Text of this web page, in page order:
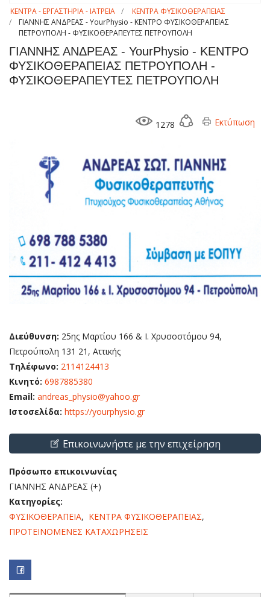
ΚΕΝΤΡΑ - ΕΡΓΑΣΤΗΡΙΑ - ΙΑΤΡΕΙΑ
ΚΕΝΤΡΑ ΦΥΣΙΚΟΘΕΡΑΠΕΙΑΣ
ΓΙΑΝΝΗΣ ΑΝΔΡΕΑΣ - YourPhysio - ΚΕΝΤΡΟ ΦΥΣΙΚΟΘΕΡΑΠΕΙΑΣ
ΠΕΤΡΟΥΠΟΛΗ - ΦΥΣΙΚΟΘΕΡΑΠΕΥΤΕΣ ΠΕΤΡΟΥΠΟΛΗ
ΓΙΑΝΝΗΣ ΑΝΔΡΕΑΣ - YourPhysio - ΚΕΝΤΡΟ
ΦΥΣΙΚΟΘΕΡΑΠΕΙΑΣ ΠΕΤΡΟΥΠΟΛΗ -
ΦΥΣΙΚΟΘΕΡΑΠΕΥΤΕΣ ΠΕΤΡΟΥΠΟΛΗ
1278 Εκτύπωση
Διεύθυνση: 25ης Μαρτίου 166 & Ι. Χρυσοστόμου 94,
Πετρούπολη 131 21, Αττικής
Τηλέφωνο: 2114124413
Κινητό: 6987885380
Email: andreas_physio@yahoo.gr
Ιστοσελίδα: https://yourphysio.gr
Επικοινωνήστε με την επιχείρηση
Πρόσωπο επικοινωνίας
ΓΙΑΝΝΗΣ ΑΝΔΡΕΑΣ (+)
Κατηγορίες:
ΦΥΣΙΚΟΘΕΡΑΠΕΙΑ, ΚΕΝΤΡΑ ΦΥΣΙΚΟΘΕΡΑΠΕΙΑΣ,
ΠΡΟΤΕΙΝΟΜΕΝΕΣ ΚΑΤΑΧΩΡΗΣΕΙΣ